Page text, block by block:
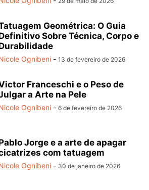
Geométrica: O Guia
Sobre Técnica, Corpo e
Ognibeni - 13 de fevereiro de 2026
Franceschi e o Peso de
a Arte na Pele
Ognibeni - 6 de fevereiro de 2026
Jorge e a arte de apagar
com tatuagem
Ognibeni - 30 de janeiro de 2026